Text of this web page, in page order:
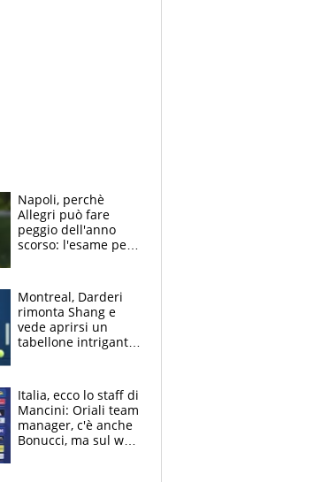
Napoli, perchè
Allegri può fare
peggio dell'anno
scorso: l'esame per
Monopoly
Montreal, Darderi
rimonta Shang e
vede aprirsi un
tabellone intrigante:
felice del mio livello"
Italia, ecco lo staff di
Mancini: Oriali team
manager, c'è anche
Bonucci, ma sul web